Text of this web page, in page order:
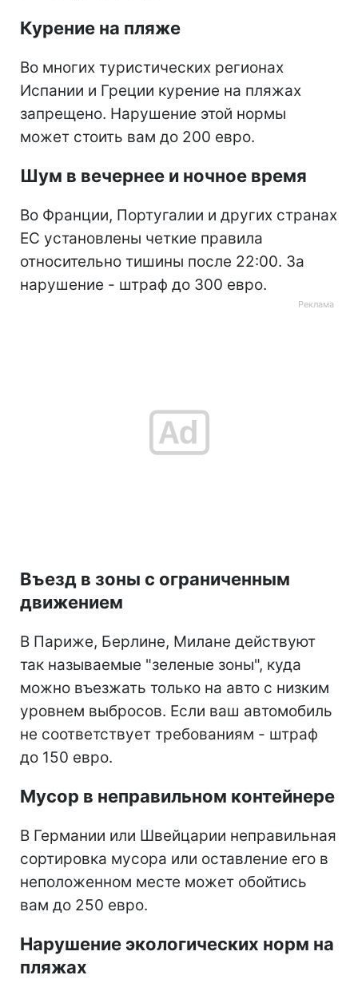
Курение на пляже
Во многих туристических регионах
Испании и Греции курение на пляжах
запрещено. Нарушение этой нормы
может стоить вам до 200 евро.
Шум в вечернее и ночное время
Во Франции, Португалии и других странах
ЕС установлены четкие правила
относительно тишины после 22:00. За
нарушение - штраф до 300 евро.
Въезд в зоны с ограниченным
движением
В Париже, Берлине, Милане действуют
так называемые "зеленые зоны", куда
можно въезжать только на авто с низким
уровнем выбросов. Если ваш автомобиль
не соответствует требованиям - штраф
до 150 евро.
Мусор в неправильном контейнере
В Германии или Швейцарии неправильная
сортировка мусора или оставление его в
неположенном месте может обойтись
вам до 250 евро.
Нарушение экологических норм на
пляжах